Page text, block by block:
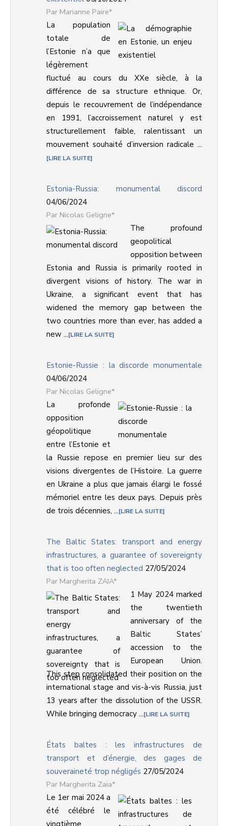
Marianne Paire*
La population
totale de
l’Estonie n’a que
légèrement
fluctué au cours du XXe siècle, à la
différence de sa structure ethnique. Or,
depuis le recouvrement de l’indépendance
en 1991, l’accroissement naturel y est
structurellement faible, ralentissant un
mouvement souhaité d’inversion radicale ...
LIRE LA SUITE
Estonia-Russia: monumental discord
04/06/2024
Nicolas Geligne*
The profound
geopolitical
opposition between
Estonia and Russia is primarily rooted in
divergent visions of history. The war in
Ukraine, a significant event that has
widened the memory gap between the
two countries more than ever, has added a
new ... LIRE LA SUITE
Estonie-Russie : la discorde monumentale
04/06/2024
Nicolas Geligne*
La profonde
opposition
géopolitique
entre l’Estonie et
la Russie repose en premier lieu sur des
visions divergentes de l’Histoire. La guerre
en Ukraine a plus que jamais élargi le fossé
mémoriel entre les deux pays. Depuis près
de trois décennies, ... LIRE LA SUITE
The Baltic States: transport and energy
infrastructures, a guarantee of sovereignty
that is too often neglected 27/05/2024
Margherita ZAIA*
1 May 2024 marked
the twentieth
anniversary of the
Baltic States’
accession to the
European Union.
This step consolidated their position on the
international stage and vis-à-vis Russia, just
13 years after the dissolution of the USSR.
While bringing democracy ... LIRE LA SUITE
États baltes : les infrastructures de
transport et d’énergie, des gages de
souveraineté trop négligés 27/05/2024
Margherita Zaia*
Le 1er mai 2024 a
été célébré le
vingtième